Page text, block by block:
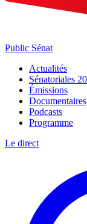
Public Sénat
Actualités
Sénatoriales
Émissions
Documentaires
Podcasts
Programme
Le direct